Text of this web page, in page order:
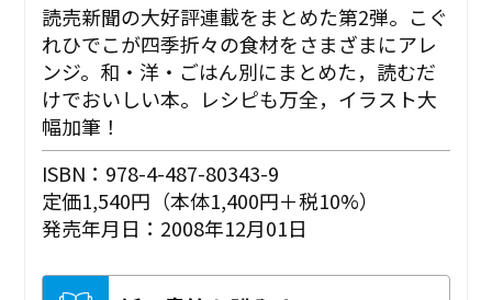
読売新聞の大好評連載をまとめた第2弾。こぐ
れひでこが四季折々の食材をさまざまにアレ
ンジ。和・洋・ごはん別にまとめた，読むだ
けでおいしい本。レシピも万全，イラスト大
幅加筆！
ISBN：978-4-487-80343-9
定価1,540円（本体1,400円＋税10%）
発売年月日：2008年12月01日